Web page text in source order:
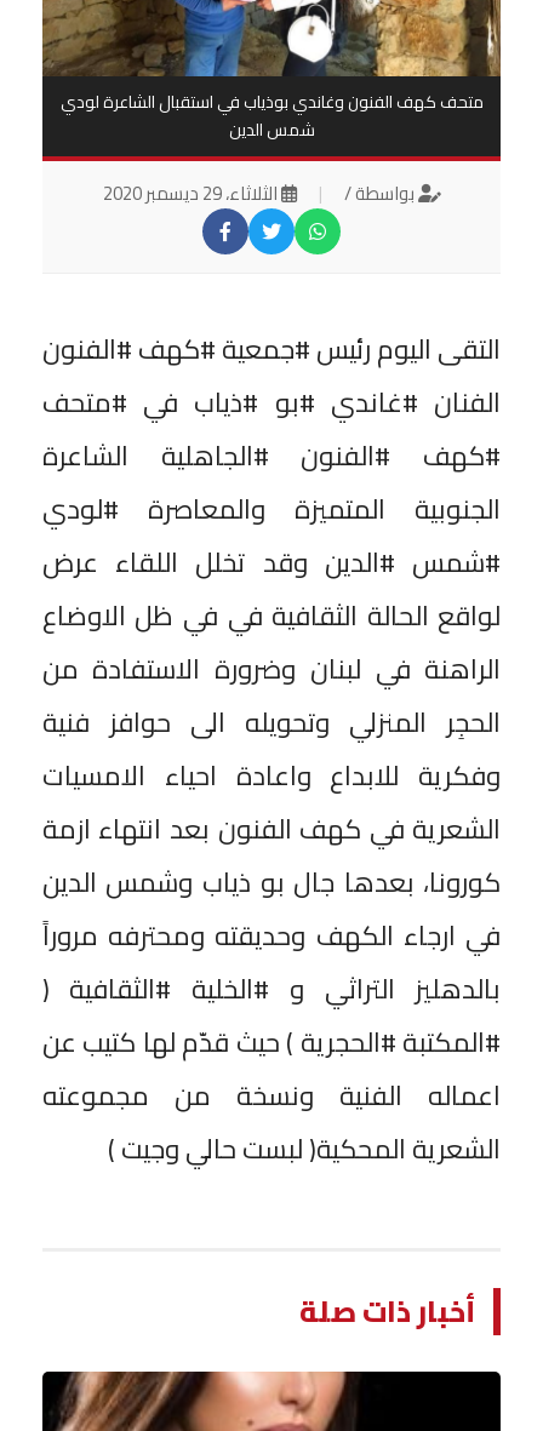
متحف كهف الفنون وغاندي بوذياب في استقبال الشاعرة لودي
شمس الدين
بواسطة / | الثلاثاء، 29 ديسمبر 2020
التقى اليوم رئيس #جمعية #كهف #الفنون
الفنان #غاندي #بو #ذياب في #متحف
#كهف #الفنون #الجاهلية الشاعرة
الجنوبية المتميزة والمعاصرة #لودي
#شمس #الدين وقد تخلل اللقاء عرض
لواقع الحالة الثقافية في في ظل الاوضاع
الراهنة في لبنان وضرورة الاستفادة من
الحجِر المنزلي وتحويله الى حوافز فنية
وفكرية للابداع واعادة احياء الامسيات
الشعرية في كهف الفنون بعد انتهاء ازمة
كورونا، بعدها جال بو ذياب وشمس الدين
في ارجاء الكهف وحديقته ومحترفه مروراً
بالدهليز التراثي و #الخلية #الثقافية (
#المكتبة #الحجرية ) حيث قدّم لها كتيب عن
اعماله الفنية ونسخة من مجموعته
الشعرية المحكية( لبست حالي وجيت )
أخبار ذات صلة